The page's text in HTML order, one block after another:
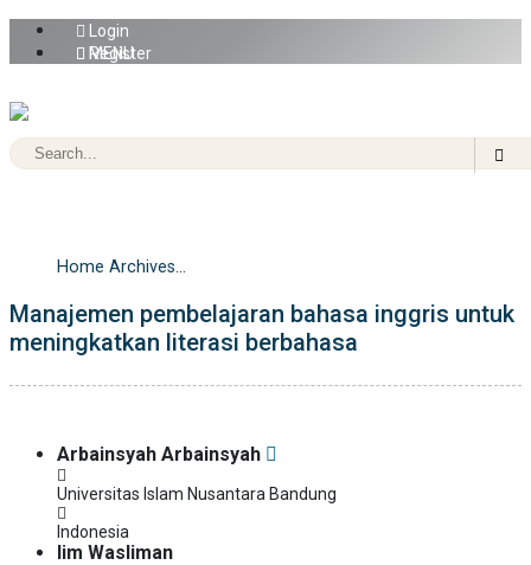
MENU
Login
Register
Home Archives
Articles
Manajemen pembelajaran bahasa inggris untuk
meningkatkan literasi berbahasa
Arbainsyah Arbainsyah
Universitas Islam Nusantara Bandung
Indonesia
Iim Wasliman